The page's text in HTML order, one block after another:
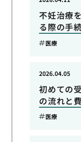
不妊治療
る際の手
医療
初めての
の流れと
2026.04.05
医療